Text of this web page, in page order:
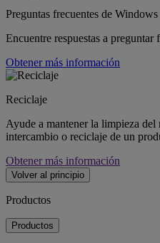
Preguntas frecuentes de Windows
Encuentre respuestas a
Obtener más información
Reciclaje
Ayude a mantener la limpieza del
intercambio o reciclaje de un
Obtener más información
Volver al principio
Productos
Productos